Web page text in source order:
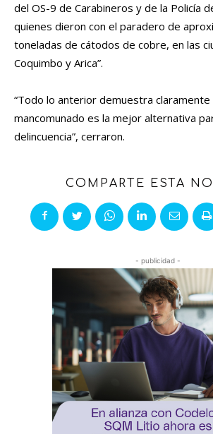
del OS-9 de Carabineros y de la Policía
quienes dieron con el paradero de
toneladas de cátodos de cobre, en las
Coquimbo y Arica”.
“Todo lo anterior demuestra
mancomunado es la mejor alternativa
delincuencia”, cerraron.
COMPARTE ESTA
- publicidad -